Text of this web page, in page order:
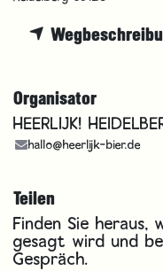
Organisator
HEERLIJK!
hallo@heerlijk-bier.de
Teilen
Finden Sie heraus,
gesagt wird und
Gespräch.